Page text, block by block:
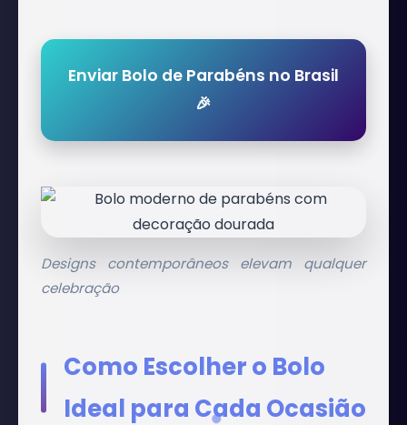
Enviar Bolo de Parabéns no Brasil
🎉
Designs contemporâneos elevam qualquer
celebração
Como Escolher o Bolo
Ideal para Cada Ocasião